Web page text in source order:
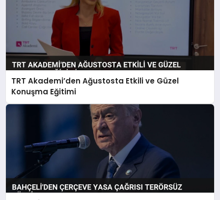
TRT Akademi’den Ağustosta Etkili ve Güzel
Konuşma Eğitimi